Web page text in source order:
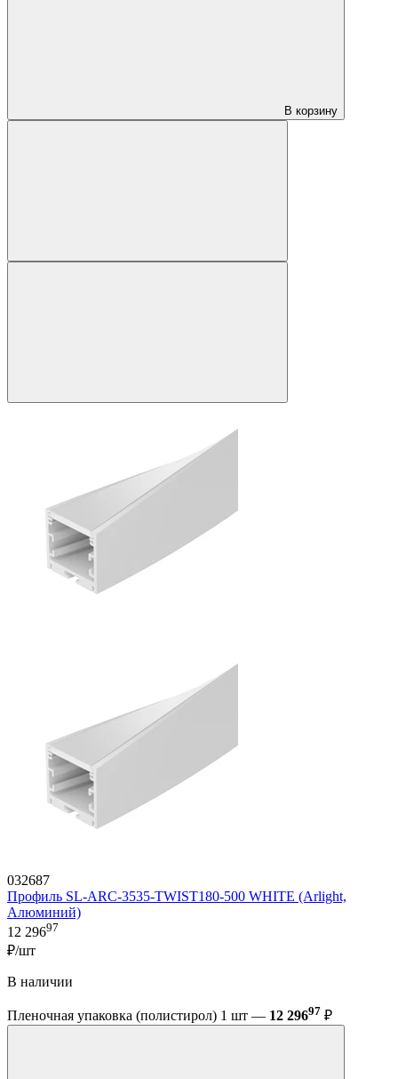
В корзину
032687
Профиль SL-ARC-3535-TWIST180-500 WHITE (Arlight,
Алюминий)
12 29697
₽/шт
В наличии
Пленочная упаковка (полистирол) 1 шт — 12 29697 ₽